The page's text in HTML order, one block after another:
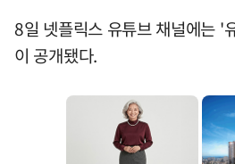
8일 넷플릭스 유튜브 채널에는 '
이 공개됐다.